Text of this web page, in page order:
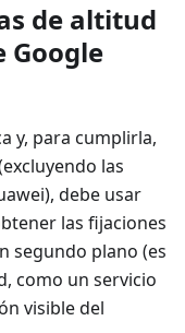
de altitud
Google
y, para cumplirla,
las
debe usar
las fijaciones
segundo plano (es
como un servicio
visible del